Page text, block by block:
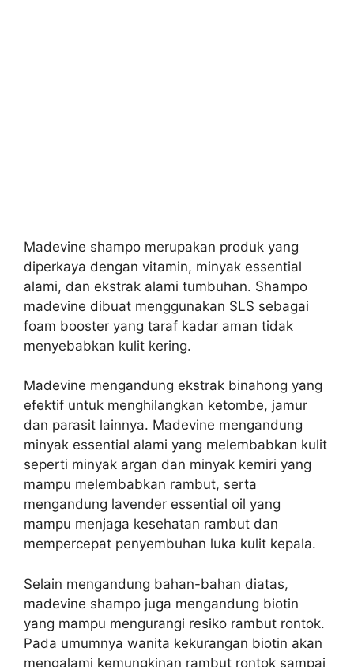
Madevine shampo merupakan produk yang
diperkaya dengan vitamin, minyak essential
alami, dan ekstrak alami tumbuhan. Shampo
madevine dibuat menggunakan SLS sebagai
foam booster yang taraf kadar aman tidak
menyebabkan kulit kering.
Madevine mengandung ekstrak binahong yang
efektif untuk menghilangkan ketombe, jamur
dan parasit lainnya. Madevine mengandung
minyak essential alami yang melembabkan kulit
seperti minyak argan dan minyak kemiri yang
mampu melembabkan rambut, serta
mengandung lavender essential oil yang
mampu menjaga kesehatan rambut dan
mempercepat penyembuhan luka kulit kepala.
Selain mengandung bahan-bahan diatas,
madevine shampo juga mengandung biotin
yang mampu mengurangi resiko rambut rontok.
Pada umumnya wanita kekurangan biotin akan
mengalami kemungkinan rambut rontok sampai